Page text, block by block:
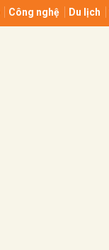
Công nghệ Du lịch